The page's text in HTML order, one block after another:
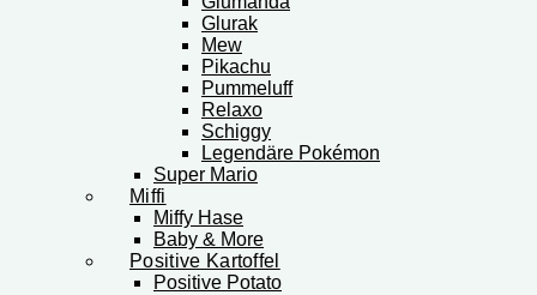
Glurak
Mew
Pikachu
Pummeluff
Relaxo
Schiggy
Legendäre Pokémon
Super Mario
Miffi
Miffy Hase
Baby & More
Positive Kartoffel
Positive Potato